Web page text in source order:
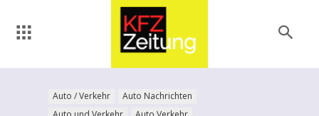
Auto / Verkehr
Auto Nachrichten